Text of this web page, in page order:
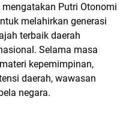
mengatakan Putri Otonomi
melahirkan generasi
terbaik daerah
Selama masa
kepemimpinan,
daerah, wawasan
negara.